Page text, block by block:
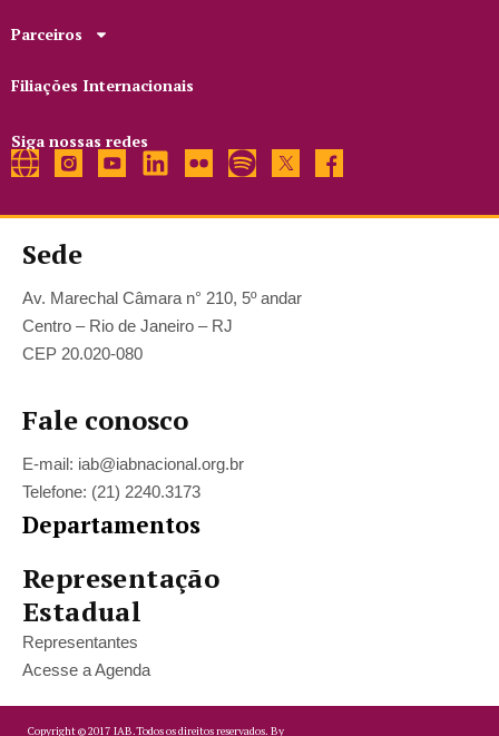
Parceiros
Filiações Internacionais
Siga nossas redes
Sede
Av. Marechal Câmara n° 210, 5º andar
Centro – Rio de Janeiro – RJ
CEP 20.020-080
Fale conosco
E-mail: iab@iabnacional.org.br
Telefone: (21) 2240.3173
Departamentos
Representação
Estadual
Representantes
Acesse a Agenda
Copyright ©2017 IAB.Todos os direitos reservados. By